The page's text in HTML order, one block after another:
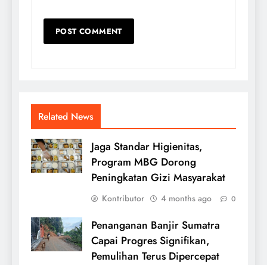
Related News
Jaga Standar Higienitas,
Program MBG Dorong
Peningkatan Gizi Masyarakat
Kontributor 4 months ago 0
Penanganan Banjir Sumatra
Capai Progres Signifikan,
Pemulihan Terus Dipercepat